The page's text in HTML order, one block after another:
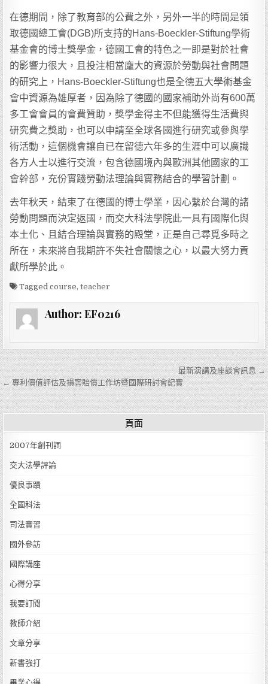
在德期間，除了教育部的公費之外，另外一半的時間是領
取德國總工會(DGB)所支持的Hans-Boeckler-Stiftung學術
基金會的博士獎學金，德國工會的特色之一即是對於社會
的影響力很大，且投注相當龐大的資源於勞動與社會問題
的研究上，Hans-Boeckler-Stiftung也是全德五大學術基金
會中資源為雄厚者，因為除了德國的國家補助外尚有600萬
多工會會員的會費贊助，獎學金得主不但能獲得生活費與
研究費之獎助，也可以申請至全球各國進行研究或參與學
術活動，這個機會讓自已在留德六年多的生涯中可以廣識
各方人士以進行交流，包含德國境內與歐洲其他國家的工
會幹部，充份實踐勞動法理論與實務結合的學習計劃。
去年秋天，結束了在德國的博士學業，因心繫於台灣的諸
勞動問題而決定返國，而交大科法學院此一具有國際化與
本土化、且結合理論與實務的殿堂，正是自己尋覓多時之
所在，未來將自我期許不失社會關懷之心，以最大努力貢
獻所學於此。
Taggedcourse,teacher
Author: EF0216
文章導覽
最新演講及座談會訊息 →
← 專利價值評估及損害賠償工作坊暨國際研討會紀實
頁面
2007年創刊詞
交大法學評論
優良事蹟
全國科法
司法實習
國外參訪
國際講座
心得分享
我要訂閱
教師介紹
文章分享
新書強打